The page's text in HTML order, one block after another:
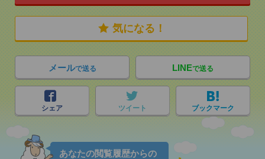
気になる！
メールで送る LINEで送る
シェア ツイート ブックマーク
あなたの閲覧履歴からの